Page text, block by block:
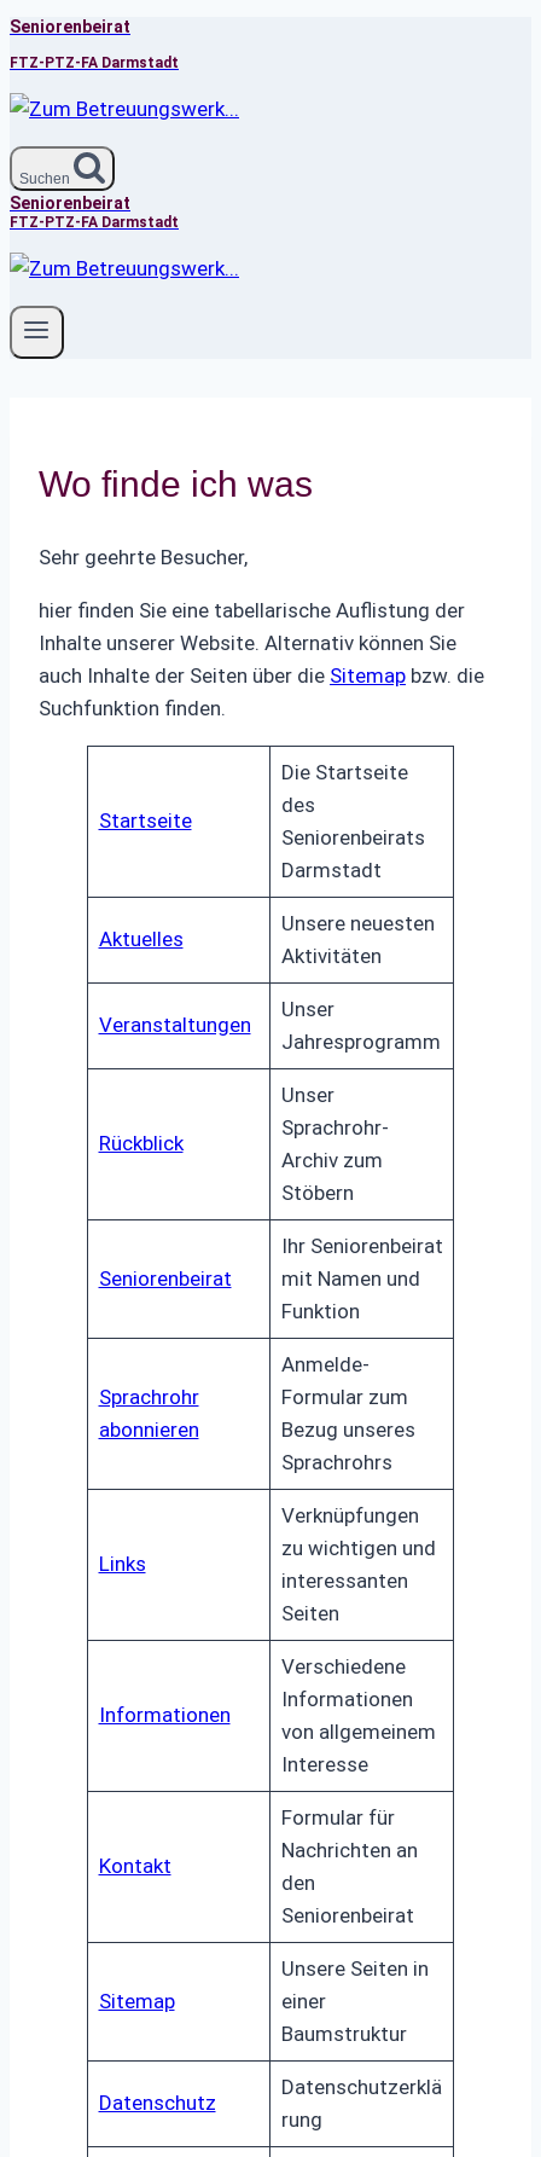
Zum
Inhalt
springen
Seniorenbeirat
FTZ-PTZ-FA Darmstadt
Suchen
Seniorenbeirat
FTZ-PTZ-FA Darmstadt
Wo finde ich was
Sehr geehrte Besucher,
hier finden Sie eine tabellarische Auflistung der
Inhalte unserer Website. Alternativ können Sie
auch Inhalte der Seiten über die Sitemap bzw. die
Suchfunktion finden.
Startseite
Die Startseite
des
Seniorenbeirats
Darmstadt
Aktuelles
Unsere neuesten
Aktivitäten
Veranstaltungen
Unser
Jahresprogramm
Rückblick
Unser
Sprachrohr-
Archiv zum
Stöbern
Seniorenbeirat
Ihr Seniorenbeirat
mit Namen und
Funktion
Sprachrohr
abonnieren
Anmelde-
Formular zum
Bezug unseres
Sprachrohrs
Links
Verknüpfungen
zu wichtigen und
interessanten
Seiten
Informationen
Verschiedene
Informationen
von allgemeinem
Interesse
Kontakt
Formular für
Nachrichten an
den
Seniorenbeirat
Sitemap
Unsere Seiten in
einer
Baumstruktur
Datenschutz
Datenschutzerklä
rung